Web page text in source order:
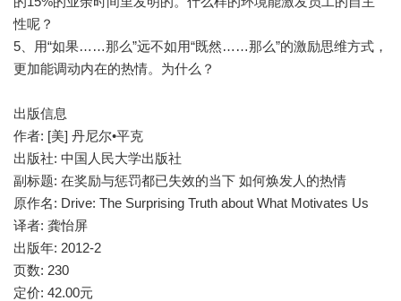
性呢？
5、用“如果……那么”远不如用“既然……那么”的激励思维方式，
更加能调动内在的热情。为什么？
出版信息
作者: [美] 丹尼尔•平克
出版社: 中国人民大学出版社
副标题: 在奖励与惩罚都已失效的当下 如何焕发人的热情
原作名: Drive: The Surprising Truth about What Motivates Us
译者: 龚怡屏
出版年: 2012-2
页数: 230
定价: 42.00元